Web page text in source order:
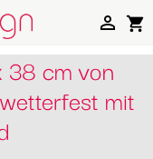
shopping_cart

38 cm von
mit